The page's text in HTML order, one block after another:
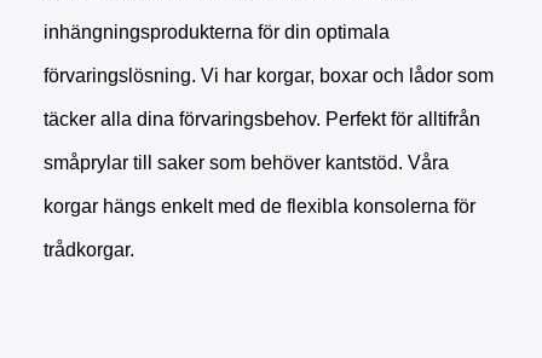
inhängningsprodukterna för din optimala
förvaringslösning. Vi har korgar, boxar och lådor som
täcker alla dina förvaringsbehov. Perfekt för alltifrån
småprylar till saker som behöver kantstöd. Våra
korgar hängs enkelt med de flexibla konsolerna för
trådkorgar.